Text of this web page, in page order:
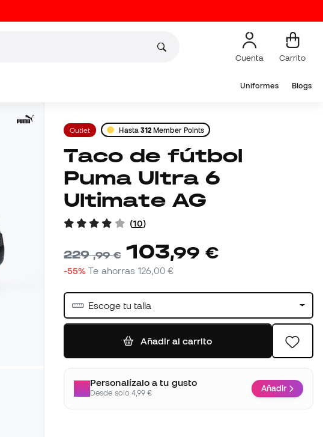
Cuenta Carrito
Uniformes Blogs
Outlet Hasta 312 Member Points
Taco de fútbol
Puma Ultra 6
Ultimate AG
(10)
229,99 € 103,99 €
-55% Te ahorras126,00 €
Escoge tu talla
Añadir al carrito
Personalízalo a tu gusto
Desde solo 4,99 € Añadir